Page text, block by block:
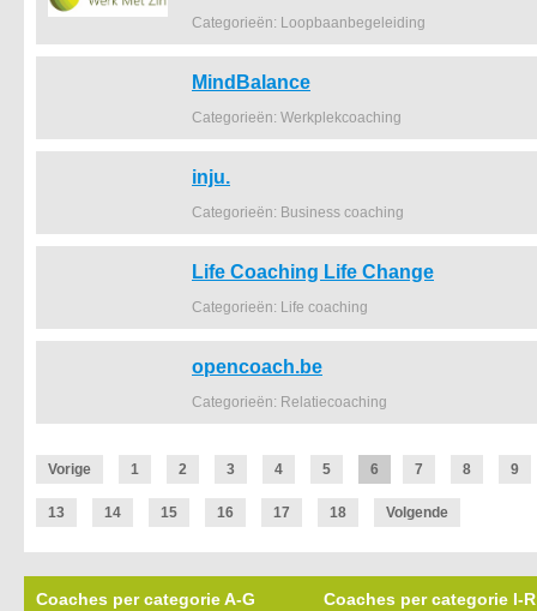
Categorieën: Loopbaanbegeleiding
MindBalance
Categorieën: Werkplekcoaching
inju.
Categorieën: Business coaching
Life Coaching Life Change
Categorieën: Life coaching
opencoach.be
Categorieën: Relatiecoaching
Vorige 1 2 3 4 5 6 7 8 9
13 14 15 16 17 18 Volgende
Coaches per categorie A-G Coaches per categorie I-R